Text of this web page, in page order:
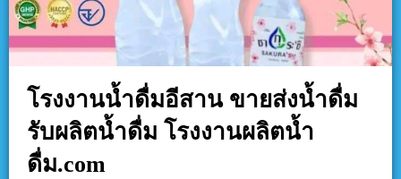
โรงงานน้ำดื่มอีสาน ขายส่งน้ำดื่ม
รับผลิตน้ำดื่ม โรงงานผลิตน้ำ
ดื่ม.com